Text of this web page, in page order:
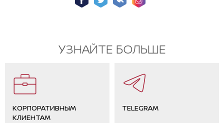
УЗНАЙТЕ БОЛЬШЕ
КОРПОРАТИВНЫМ
КЛИЕНТАМ
TELEGRAM